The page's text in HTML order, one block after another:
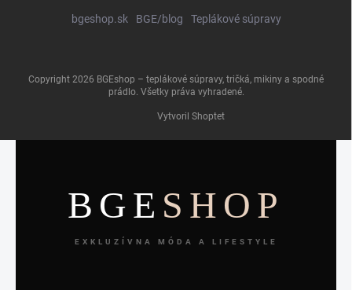
bgeshop.sk BGE/blog Teplákové súpravy
Vytvoril Shoptet
Copyright 2026 BGEshop – teplákové súpravy, tričká, mikiny a spodné
prádlo. Všetky práva vyhradené.
BGE SHOP
EXKLUZÍVNA MÓDA A LIFESTYLE